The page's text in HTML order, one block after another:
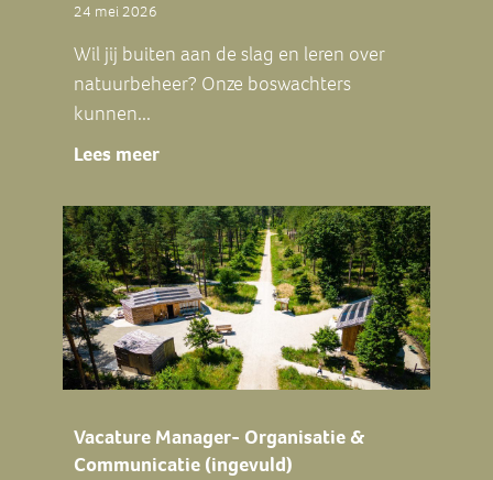
24 mei 2026
Wil jij buiten aan de slag en leren over
natuurbeheer? Onze boswachters
kunnen...
Lees meer
Vacature Manager- Organisatie &
Communicatie (ingevuld)